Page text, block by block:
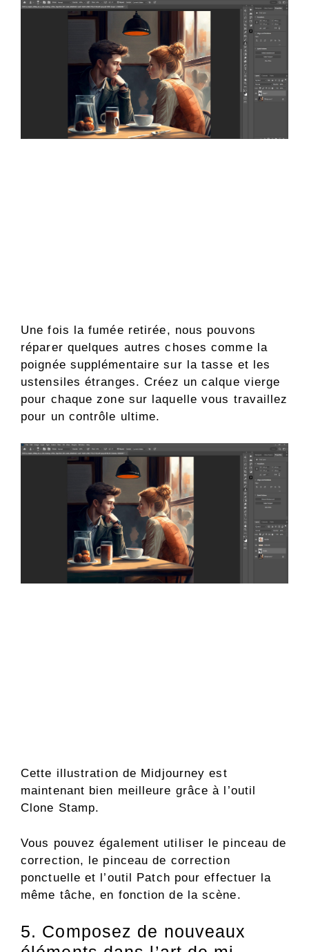
Une fois la fumée retirée, nous pouvons
réparer quelques autres choses comme la
poignée supplémentaire sur la tasse et les
ustensiles étranges. Créez un calque vierge
pour chaque zone sur laquelle vous travaillez
pour un contrôle ultime.
Cette illustration de Midjourney est
maintenant bien meilleure grâce à l’outil
Clone Stamp.
Vous pouvez également utiliser le pinceau de
correction, le pinceau de correction
ponctuelle et l’outil Patch pour effectuer la
même tâche, en fonction de la scène.
5. Composez de nouveaux